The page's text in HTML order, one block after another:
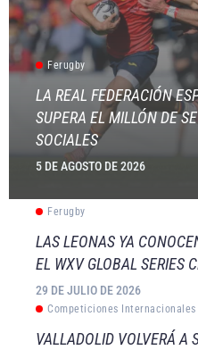
Ferugby
LA REAL FEDERACIÓN
SUPERA EL MILLÓN DE
SOCIALES
5 DE AGOSTO DE 2026
Ferugby
LAS LEONAS YA
EL WXV GLOBAL SERIES
29 DE JULIO DE 2026
Competiciones Internacionales
VALLADOLID VOLVERÁ A